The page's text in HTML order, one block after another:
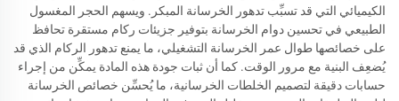
الكيميائي التي قد تسبِّب تدهور الخرسانة المبكر. ويسهم الحجر المغسول
الطبيعي في تحسين دوام الخرسانة بتوفير جزيئات ركام مستقرة تحافظ
على خصائصها طوال عمر الخرسانة التشغيلي، ما يمنع تدهور الركام الذي قد
يُضعِف البنية مع مرور الوقت. كما أن ثبات جودة هذه المادة يمكِّن من إجراء
حسابات دقيقة لتصميم الخلطات الخرسانية، ما يُحسِّن خصائص الخرسانة